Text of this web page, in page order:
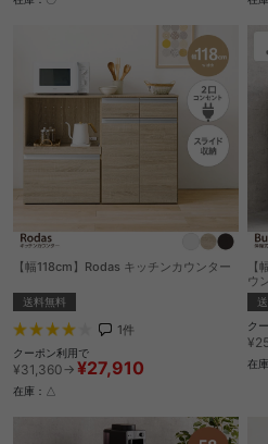
【幅118cm】Rodas キッチンカウンター
送料無料
1件
クーポン利用で
¥31,360→ ¥27,910
在庫：△
ウ
ク
在